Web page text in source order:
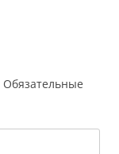
Обязательные